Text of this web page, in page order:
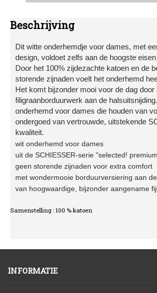
Beschrijving
Dit witte onderhemdje voor dames, met
design, voldoet zelfs aan de hoogste
Door het 100% zijdezachte katoen en de
storende zijnaden voelt het onderhemd
Het komt bijzonder mooi voor de dag door
filigraanborduurwerk aan de
onderhemd voor dames die houden van
ondergoed van vertrouwde, uitstekende
kwaliteit.
wit onderhemd voor dames
uit de SCHIESSER-serie "selected!
geen storende zijnaden voor extra comfort
met wondermooie borduurversiering aan
van hoogwaardige, bijzonder aangename
Samenstelling : 100 % katoen
INFORMATIE